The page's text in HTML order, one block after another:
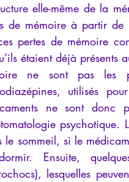
elle-même de la
de mémoire à partir de
pertes de mémoire
étaient déjà présents
ne sont pas les
utilisés
ne sont donc
psychotique.
le sommeil, si le
Ensuite,
lesquelles